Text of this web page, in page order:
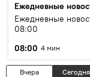
Ежедневные
Ежедневные
08:00
08:00 4 мин
Вчера Сегодня